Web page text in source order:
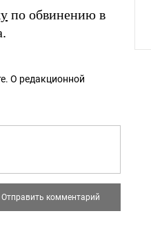
по обвинению в
О редакционной